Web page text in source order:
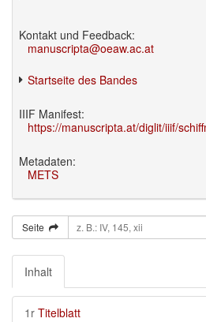
Kontakt und Feedback:
manuscripta@oeaw.ac.at
Startseite des Bandes
IIIF Manifest:
https://manuscripta.at/diglit/iiif/
Metadaten:
METS
Seite
Inhalt
1r Titelblatt